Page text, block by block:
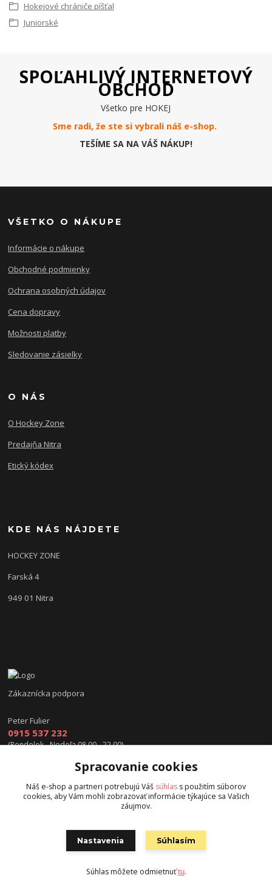
Hokejové chrániče píšťal
Juniorské
SPOĽAHLIVÝ INTERNETOVÝ
OBCHOD
Všetko pre HOKEJ
Sme radi, že ste si vybrali náš e-shop.
TEŠÍME SA NA VÁŠ NÁKUP!
VŠETKO O NÁKUPE
Informácie o nákupe
Obchodné podmienky
Ochrana osobných údajov
Cena dopravy
Možnosti platby
Sledovanie zásielky
O NÁS
O Hockey Zone
Predajňa Nitra
Etický kódex
KDE NÁS NÁJDETE
HOCKEY ZONE
Farská 4
949 01 Nitra
Zákaznícka podpora
Peter Fulier
0915 537 232
(Pondelok - Nedeľa 08.00 - 22.00)
info@hokejexpert.sk
Vytvorené na
Eshop-rychlo.sk
Spracovanie cookies
Náš e-shop a partneri potrebujú Váš súhlas s použitím súborov
cookies, aby Vám mohli zobrazovať informácie týkajúce sa Vašich
záujmov.
Nastavenia Súhlasím
Súhlas môžete odmietnuťtu.